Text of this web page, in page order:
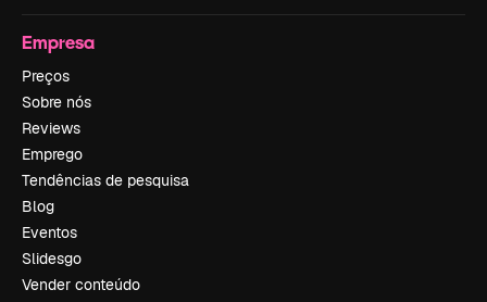
Empresa
Preços
Sobre nós
Reviews
Emprego
Tendências de pesquisa
Blog
Eventos
Slidesgo
Vender conteúdo